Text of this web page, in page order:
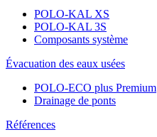
POLO-KAL XS
POLO-KAL 3S
Composants système
Évacuation des eaux usées
POLO-ECO plus Premium
Drainage de ponts
Références